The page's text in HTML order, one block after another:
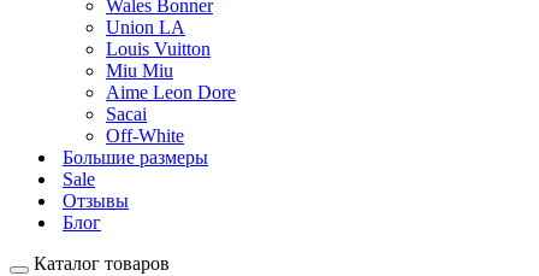
Wales Bonner
Union LA
Louis Vuitton
Miu Miu
Aime Leon Dore
Sacai
Off-White
Большие размеры
Sale
Отзывы
Блог
Каталог товаров